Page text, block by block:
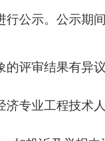
公示。公示期
评审结果有异
专业工程技术